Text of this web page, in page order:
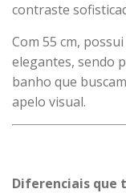
contraste
Com 55 cm,
elegantes, sendo
banho que
apelo visual.
Diferenciais que